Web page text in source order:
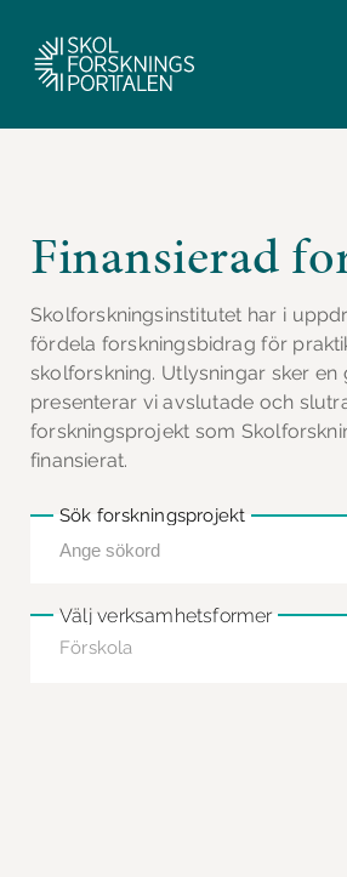
Finansierad
Skolforskningsinstitutet har i
fördela forskningsbidrag för
skolforskning. Utlysningar sker en
presenterar vi avslutade och
forskningsprojekt som
finansierat.
Sök forskningsprojekt
Välj verksamhetsformer
Förskola